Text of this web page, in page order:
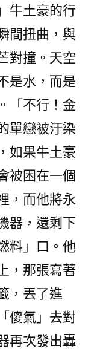
牛土豪的行
間扭曲，與
對撞。天空
是水，而是
「不行！金
單戀被汙染
如果牛土豪
被困在一個
，而他將永
器，還剩下
料」口。他
，那張寫著
，丟了進
傻氣」去對
再次發出轟